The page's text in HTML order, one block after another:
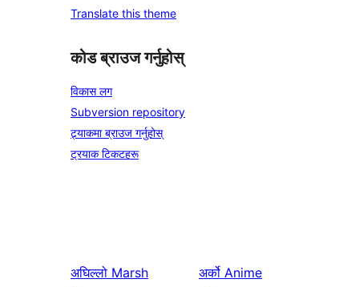
Translate this theme
कोड ब्राउज गर्नुहोस्
विकास लग
Subversion repository
ट्र्याकमा ब्राउज गर्नुहोस्
ट्रयाक टिकटहरू
अघिल्लो Marsh
अर्को Anime